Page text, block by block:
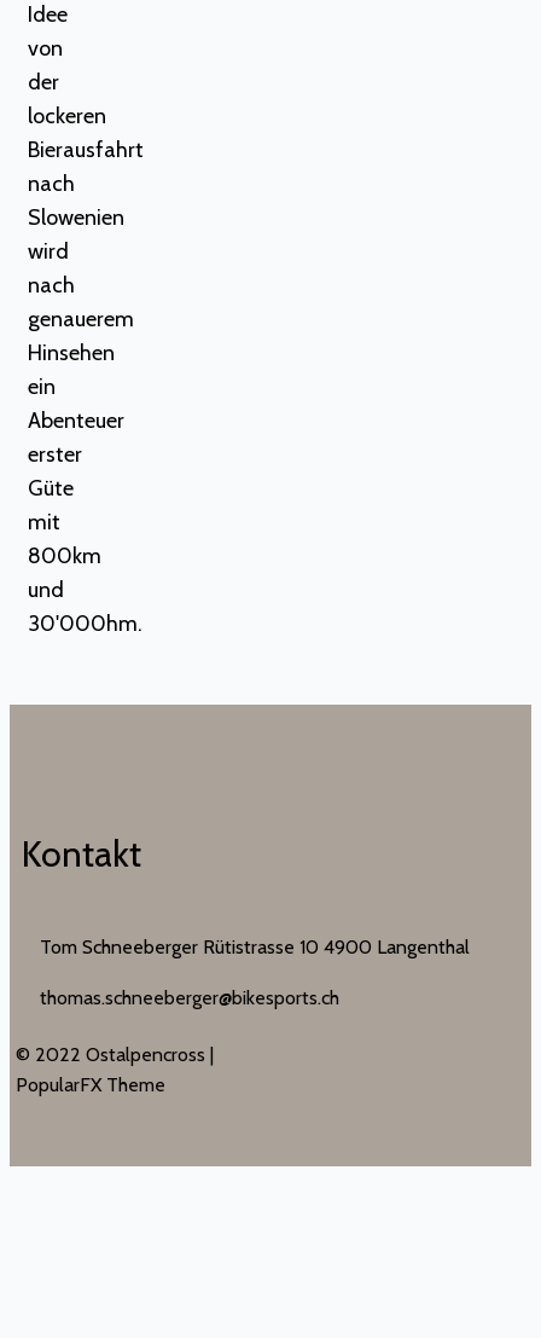
Idee
von
der
lockeren
Bierausfahrt
nach
Slowenien
wird
nach
genauerem
Hinsehen
ein
Abenteuer
erster
Güte
mit
800km
und
30'000hm.
Kontakt
Tom Schneeberger Rütistrasse 10 4900 Langenthal
thomas.schneeberger@bikesports.ch
© 2022 Ostalpencross |
PopularFX Theme